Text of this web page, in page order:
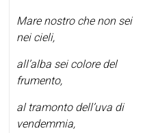
Mare nostro che non sei
nei cieli,
all’alba sei colore del
frumento,
al tramonto dell’uva di
vendemmia,